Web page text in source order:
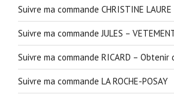
Suivre ma commande CHRISTINE LAURE
Suivre ma commande JULES –
Suivre ma commande RICARD –
Suivre ma commande LA ROCHE-POSAY